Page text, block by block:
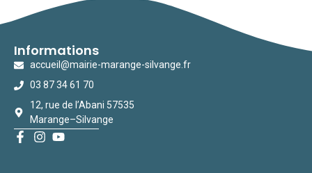
Informations
accueil@mairie-marange-silvange.fr
03 87 34 61 70
12, rue de l’Abani 57535
Marange–Silvange